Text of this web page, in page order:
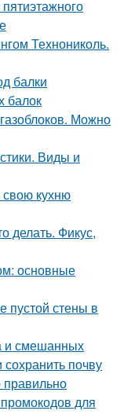
Технониколь.
балки
балок
Можно
Виды и
свою кухню
Фикус,
основные
пустой стены в
и смешанных
сохранить почву
правильно
для